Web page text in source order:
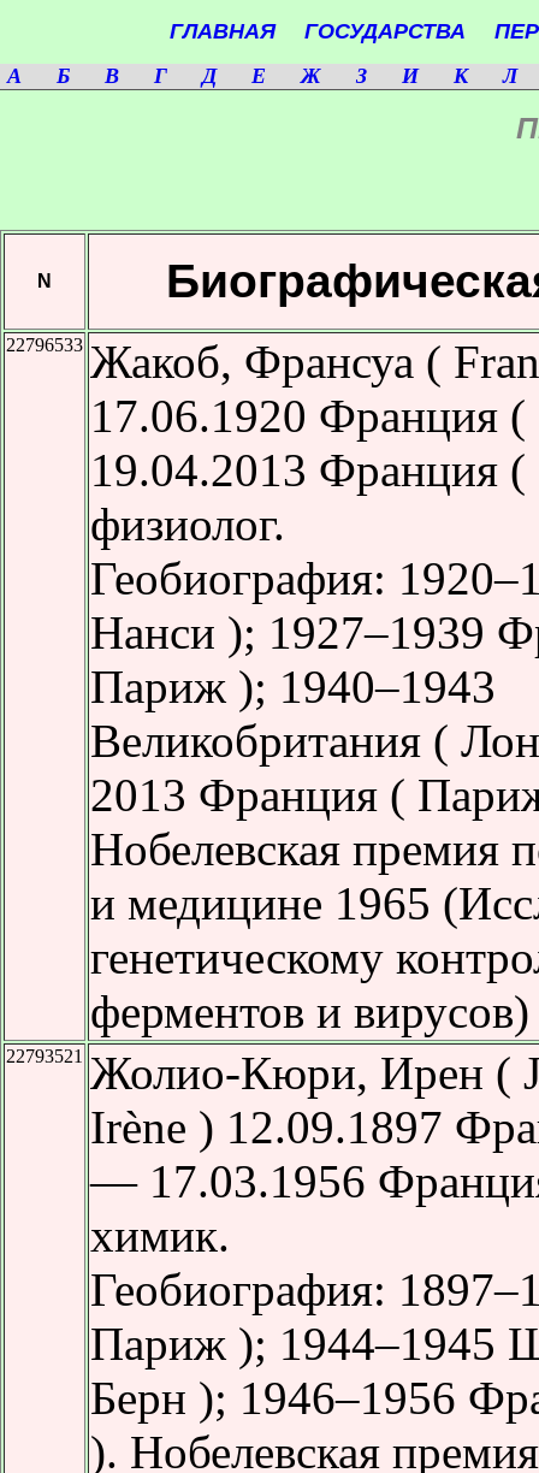
ГЛАВНАЯ ГОСУДАРСТВА
А
Б В Г Д Е Ж З И К Л
N
22796533 Жакоб, Франсуа (
17.06.1920 Франция
19.04.2013 Франция
физиолог.
Геобиография:
Нанси ); 1927–1939
Париж ); 1940–1943
Великобритания (
2013 Франция (
Нобелевская премия
и медицине 1965
генетическому
ферментов и вирусов)
22793521 Жолио-Кюри, Ирен (
Irène ) 12.09.1897
— 17.03.1956
химик.
Геобиография:
Париж ); 1944–1945
Берн ); 1946–1956
). Нобелевская